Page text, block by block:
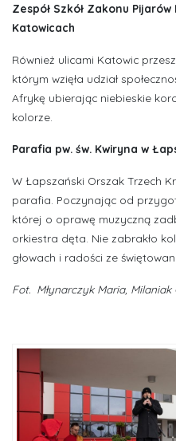
Zespół Szkół Zakonu
Katowicach
Również ulicami Katowic
którym wzięła udział
Afrykę ubierając niebieskie
kolorze.
Parafia pw. św. Kwiryna w
W Łapszański Orszak Trzech
parafia. Poczynając od
której o oprawę muzyczną
orkiestra dęta. Nie zabrakło
głowach i radości ze
Fot. Młynarczyk Maria,